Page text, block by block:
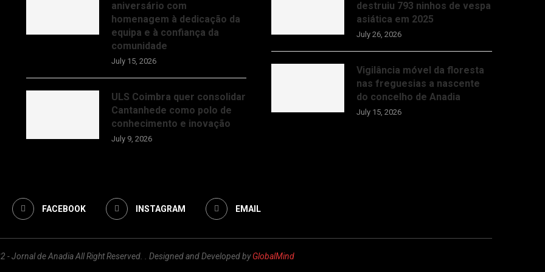
aniversário com
homenagem à dedicação da
equipa e à confiança da
comunidade
July 15, 2026
ULS Coimbra quer consolidar
Cantanhede como polo de
conhecimento e inovação
July 9, 2026
destruiu 793 ninhos de vespa
asiática em 2025
July 26, 2026
Vigilância móvel da floresta
nas freguesias a nascente
do concelho de Anadia
July 15, 2026
FACEBOOK INSTAGRAM EMAIL
- Jornal de Anadia All Right Reserved. . Designed and Developed byGlobalMind